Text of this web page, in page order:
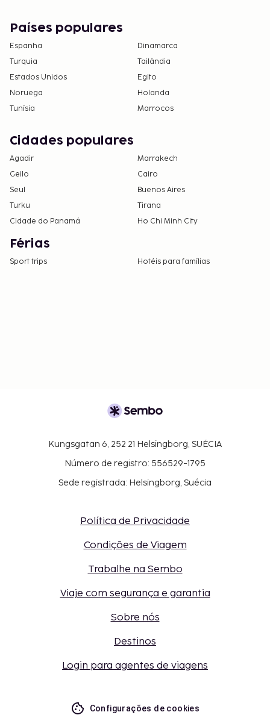
Países populares
Espanha
Dinamarca
Turquia
Tailândia
Estados Unidos
Egito
Noruega
Holanda
Tunísia
Marrocos
Cidades populares
Agadir
Marrakech
Geilo
Cairo
Seul
Buenos Aires
Turku
Tirana
Cidade do Panamá
Ho Chi Minh City
Férias
Sport trips Hotéis para famílias
Kungsgatan 6, 252 21 Helsingborg, SUÉCIA
Número de registro: 556529-1795
Sede registrada: Helsingborg, Suécia
Política de Privacidade
Condições de Viagem
Trabalhe na Sembo
Viaje com segurança e garantia
Sobre nós
Destinos
Login para agentes de viagens
Configurações de cookies